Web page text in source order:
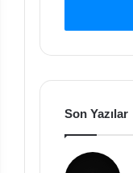
Son Yazılar